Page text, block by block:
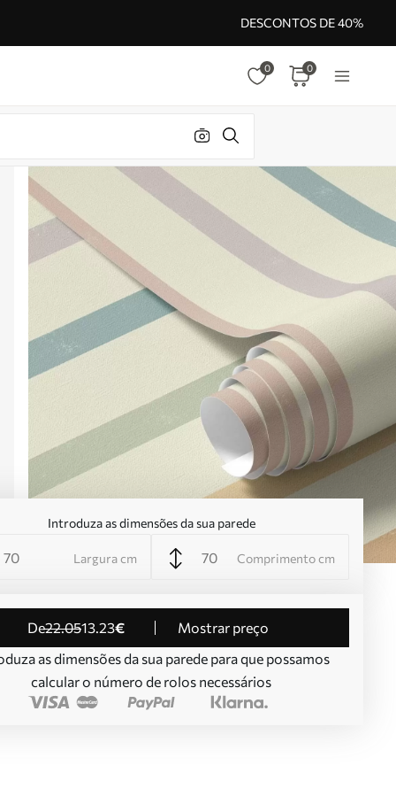
DESCONTOS DE 40%
0 0
Introduza as dimensões da sua parede
Largura cm Comprimento cm
de22.0513.23€
Mostrar preço
as dimensões da sua parede para que possamos
calcular o número de rolos necessários